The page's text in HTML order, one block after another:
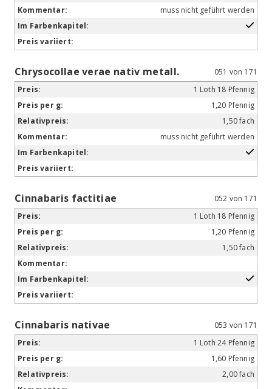
muss nicht geführt werden
Chrysocollae verae nativ metall.
051 von 171
1 Loth 18 Pfennig
1,20 Pfennig
1,50 fach
muss nicht geführt werden
Cinnabaris factitiae
052 von 171
1 Loth 18 Pfennig
1,20 Pfennig
1,50 fach
Cinnabaris nativae
053 von 171
1 Loth 24 Pfennig
1,60 Pfennig
2,00 fach